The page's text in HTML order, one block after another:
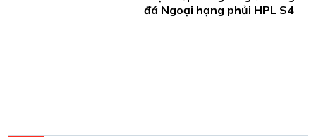
đá Ngoại hạng phủi HPL S4